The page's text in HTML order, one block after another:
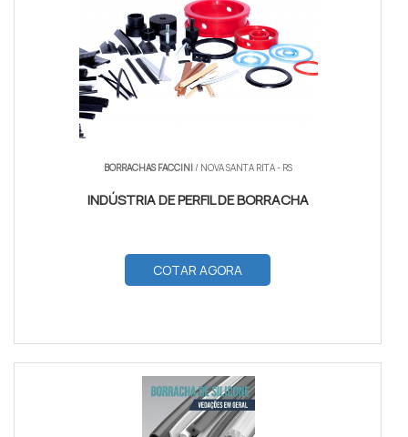
BORRACHAS FACCINI/ NOVA SANTA RITA - RS
INDÚSTRIA DE PERFIL DE BORRACHA
COTAR AGORA